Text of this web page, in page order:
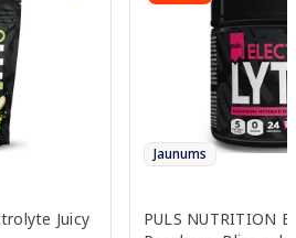
Juicy
Jaunums
PULS NUTRITION